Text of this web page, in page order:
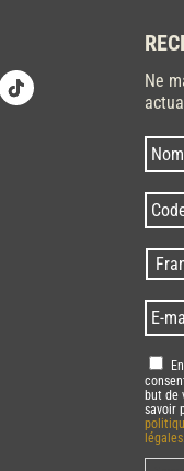
Ne
Nom
Code
/
Zip
* *
/
E-
mail
RGPD
but de
savoir
légales